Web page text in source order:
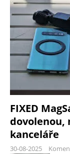
FIXED
dovolenou,
kanceláře
30-08-2025